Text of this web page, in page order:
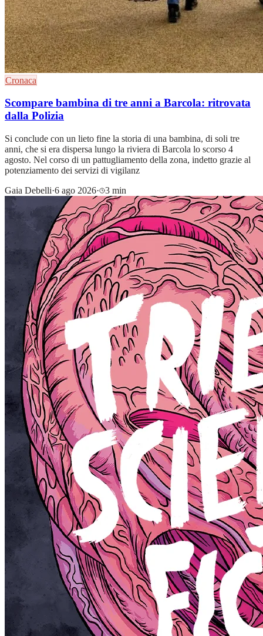
Cronaca
Scompare bambina di tre anni a Barcola: ritrovata
dalla Polizia
Si conclude con un lieto fine la storia di una bambina, di soli tre
anni, che si era dispersa lungo la riviera di Barcola lo scorso 4
agosto. Nel corso di un pattugliamento della zona, indetto grazie al
potenziamento dei servizi di vigilanz
Gaia Debelli·6 ago 2026· 3 min